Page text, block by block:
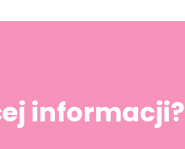
informacji?